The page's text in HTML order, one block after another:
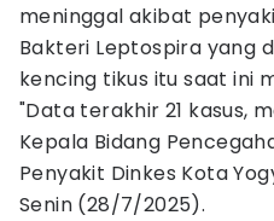
meninggal akibat
Bakteri Leptospira yang
kencing tikus itu saat ini
"Data terakhir 21 kasus,
Kepala Bidang
Penyakit Dinkes Kota
Senin (28/7/2025).